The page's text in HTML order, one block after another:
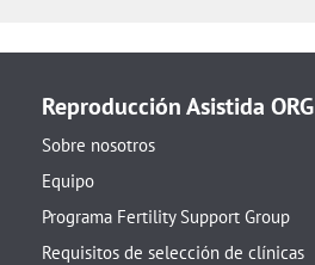
Reproducción Asistida ORG
Sobre nosotros
Equipo
Programa Fertility Support Group
Requisitos de selección de clínicas